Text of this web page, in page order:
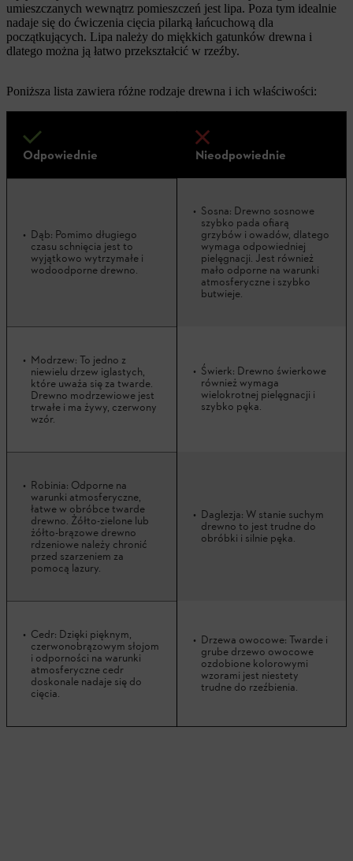
umieszczanych wewnątrz pomieszczeń jest lipa. Poza tym idealnie
nadaje się do ćwiczenia cięcia pilarką łańcuchową dla
początkujących. Lipa należy do miękkich gatunków drewna i
dlatego można ją łatwo przekształcić w rzeźby.
Poniższa lista zawiera różne rodzaje drewna i ich właściwości:
Odpowiednie Nieodpowiednie
Dąb: Pomimo długiego
czasu schnięcia jest to
wyjątkowo wytrzymałe i
wodoodporne drewno.
Sosna: Drewno sosnowe
szybko pada ofiarą
grzybów i owadów, dlatego
wymaga odpowiedniej
pielęgnacji. Jest również
mało odporne na warunki
atmosferyczne i szybko
butwieje.
Modrzew: To jedno z
niewielu drzew iglastych,
które uważa się za twarde.
Drewno modrzewiowe jest
trwałe i ma żywy, czerwony
wzór.
Świerk: Drewno świerkowe
również wymaga
wielokrotnej pielęgnacji i
szybko pęka.
Robinia: Odporne na
warunki atmosferyczne,
łatwe w obróbce twarde
drewno. Żółto-zielone lub
żółto-brązowe drewno
rdzeniowe należy chronić
przed szarzeniem za
pomocą lazury.
Daglezja: W stanie suchym
drewno to jest trudne do
obróbki i silnie pęka.
Cedr: Dzięki pięknym,
czerwonobrązowym słojom
i odporności na warunki
atmosferyczne cedr
doskonale nadaje się do
cięcia.
Drzewa owocowe: Twarde i
grube drzewo owocowe
ozdobione kolorowymi
wzorami jest niestety
trudne do rzeźbienia.